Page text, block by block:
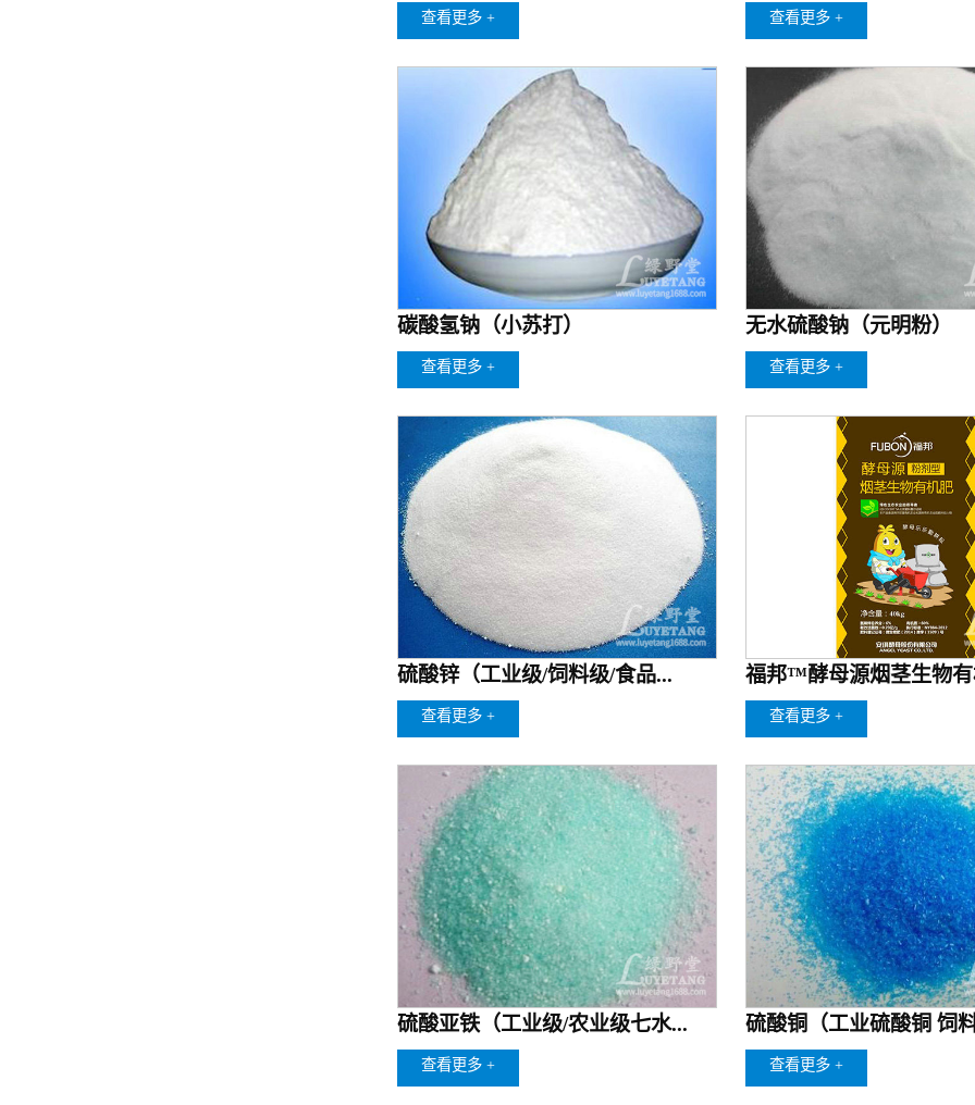
查看更多 + 查看更多 +
碳酸氢钠（小苏打）
查看更多 +
无水硫酸钠（元明粉）
查看更多 +
硫酸锌（工业级/饲料级/食品...
查看更多 +
福邦™酵母源烟茎生物
查看更多 +
硫酸亚铁（工业级/农业级七水...
查看更多 +
硫酸铜（工业硫酸铜 饲
查看更多 +